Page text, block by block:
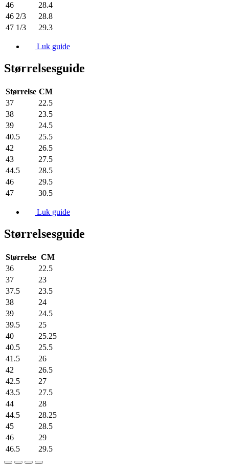
46
28.4
46 2/3
28.8
47 1/3
29.3
Luk guide
Størrelsesguide
Størrelse CM
37
22.5
38
23.5
39
24.5
40.5
25.5
42
26.5
43
27.5
44.5
28.5
46
29.5
47
30.5
Luk guide
Størrelsesguide
Størrelse CM
36
22.5
37
23
37.5
23.5
38
24
39
24.5
39.5
25
40
25.25
40.5
25.5
41.5
26
42
26.5
42.5
27
43.5
27.5
44
28
44.5
28.25
45
28.5
46
29
46.5
29.5